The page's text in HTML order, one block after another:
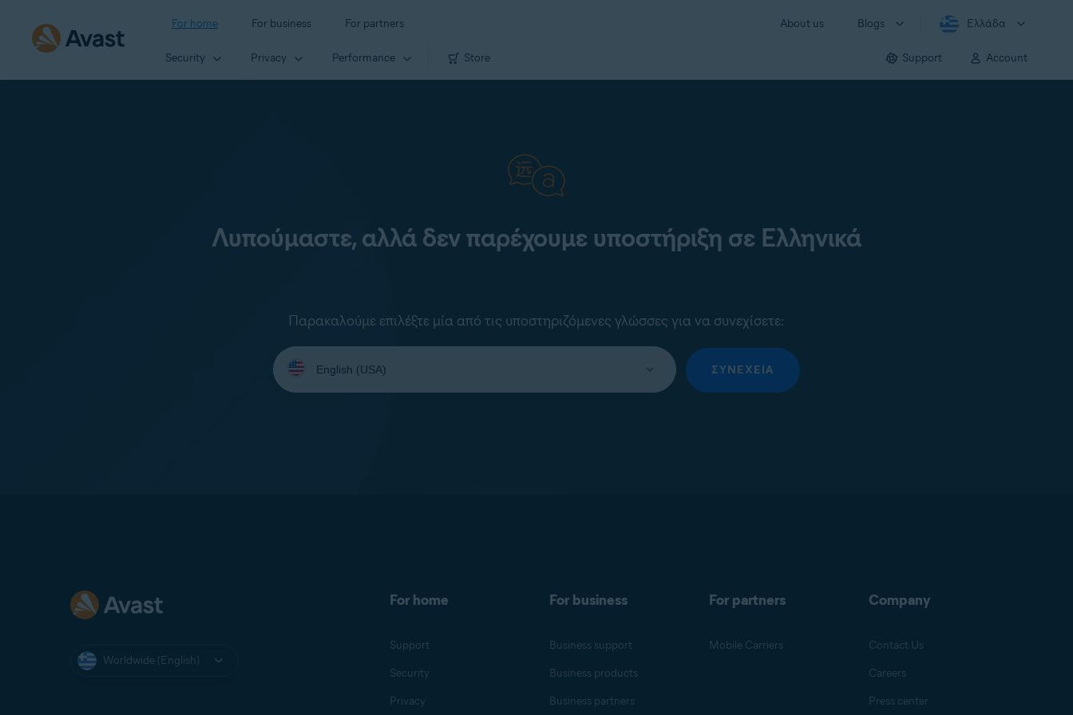
For home For business For partners About us Blogs Ελλάδα
Security Privacy Performance Store Support Account
Λυπούμαστε, αλλά δεν παρέχουμε υποστήριξη σε Ελληνικά
Παρακαλούμε επιλέξτε μία από τις υποστηριζόμενες γλώσσες για να συνεχίσετε:
Select
your
language:
ΣΥΝΈΧΕΙΑ
Worldwide (English)
For home
Support
Security
Privacy
For business
Business support
Business products
Business partners
For partners
Mobile Carriers
Company
Contact Us
Careers
Press center